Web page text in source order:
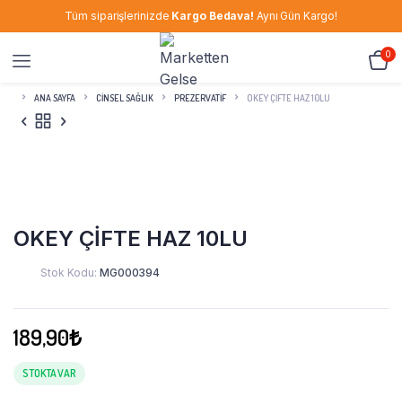
Tüm siparişlerinizde Kargo Bedava! Aynı Gün Kargo!
0
ANA SAYFA CINSEL SAĞLIK PREZERVATIF OKEY ÇİFTE HAZ 10LU
OKEY ÇİFTE HAZ 10LU
Stok Kodu: MG000394
189,90₺
STOKTA VAR